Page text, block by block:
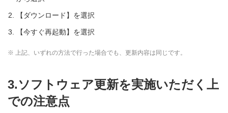
【ダウンロード】を選択
【今すぐ再起動】を選択
※ 上記、いずれの方法で行った場合でも、更新内容は同じです。
3.ソフトウェア更新を実施いただく上
での注意点